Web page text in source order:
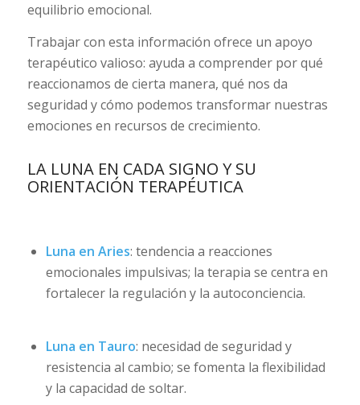
equilibrio emocional.
Trabajar con esta información ofrece un apoyo
terapéutico valioso: ayuda a comprender por qué
reaccionamos de cierta manera, qué nos da
seguridad y cómo podemos transformar nuestras
emociones en recursos de crecimiento.
LA LUNA EN CADA SIGNO Y SU
ORIENTACIÓN TERAPÉUTICA
Luna en Aries: tendencia a reacciones
emocionales impulsivas; la terapia se centra en
fortalecer la regulación y la autoconciencia.
Luna en Tauro: necesidad de seguridad y
resistencia al cambio; se fomenta la flexibilidad
y la capacidad de soltar.